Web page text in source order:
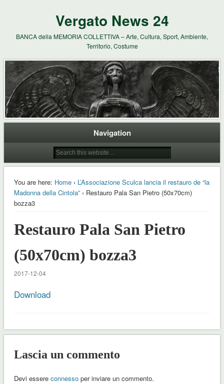
Vergato News 24
BANCA della MEMORIA COLLETTIVA – Arte, Cultura, Sport, Ambiente,
Territorio, Costume
Navigation
You are here: Home› L’Associazione Sculca lancia il restauro de “la
Madonna della Cintola”› Restauro Pala San Pietro (50x70cm)
bozza3
Restauro Pala San Pietro
(50x70cm) bozza3
2017-12-04
Download
Lascia un commento
Devi essere connessoper inviare un commento.